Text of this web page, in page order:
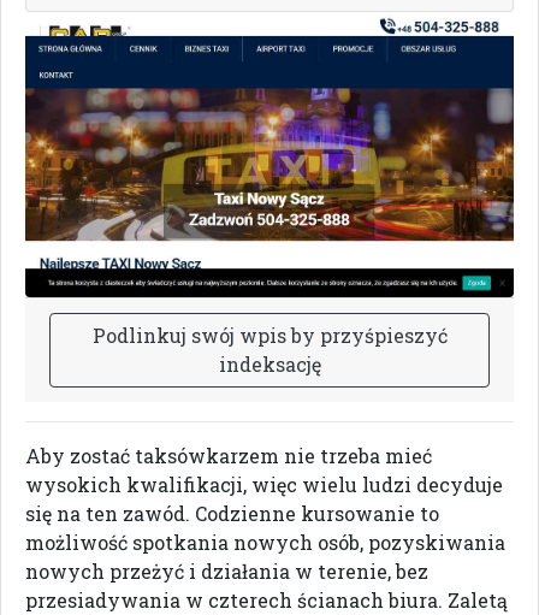
Podlinkuj swój wpisby przyśpieszyć
indeksację
Aby zostać taksówkarzem nie trzeba mieć
wysokich kwalifikacji, więc wielu ludzi decyduje
się na ten zawód. Codzienne kursowanie to
możliwość spotkania nowych osób, pozyskiwania
nowych przeżyć i działania w terenie, bez
przesiadywania w czterech ścianach biura. Zaletą